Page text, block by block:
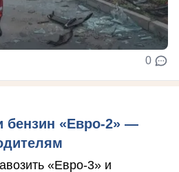
0
бензин «Евро-2» —
«Евро-3» и